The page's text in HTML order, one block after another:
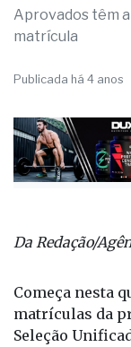
Aprovados têm
matrícula
Publicada há 4 anos
Da Redação/
Começa nesta
matrículas da
Seleção